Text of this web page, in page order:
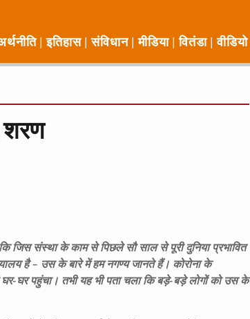
इतिहास संविधान मीडिया वितंडा वीडियो
शरण
कि जिस संस्था के काम से पिछले सौ साल से पूरी दुनिया प्रभावित
है – उस के बारे में हम नगण्य जानते हैं। कोरोना के
घर-घर पहुंचा। तभी यह भी पता चला कि बड़े-बड़े लोगों को उस के